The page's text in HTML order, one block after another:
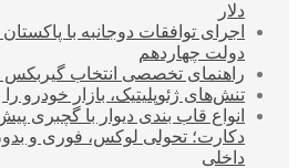
دلار
اجرای توافقات دوجانبه با
دولت چهاردهم
راهنمای تخصصی انتخاب
تنش‌های ژئوپلیتیک، بازار خودرو
انواع قاب بندی دیوار با گچبری
دکارت؛ تحولی لوکس، فوری و
داخلی